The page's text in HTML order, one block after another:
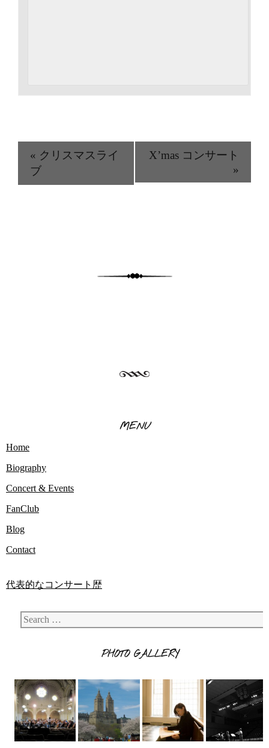
« クリスマスライ
ブ
X’mas コンサート
»
MENU
Home
Biography
Concert & Events
FanClub
Blog
Contact
代表的なコンサート歴
Search
PHOTO GALLERY